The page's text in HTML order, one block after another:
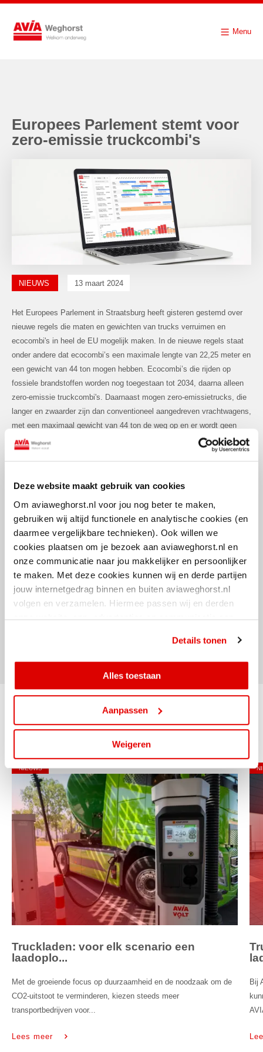
Deze website maakt gebruik van cookies
Om aviaweghorst.nl voor jou nog beter te maken,
gebruiken wij altijd functionele en analytische cookies (en
daarmee vergelijkbare technieken). Ook willen we
cookies plaatsen om je bezoek aan aviaweghorst.nl en
onze communicatie naar jou makkelijker en persoonlijker
te maken. Met deze cookies kunnen wij en derde partijen
jouw internetgedrag binnen en buiten aviaweghorst.nl
volgen en verzamelen. Hiermee passen wij en derden
onze website, app, advertenties en communicatie aan
ga je hiermee akkoord. Je kunt je cookievoorkeuren altijd
weer aanpassen.
Details tonen
Alles toestaan
Aanpassen
Weigeren
Menu
Europees Parlement stemt voor
zero-emissie truckcombi's
NIEUWS 13 maart 2024
Het Europees Parlement in Straatsburg heeft gisteren gestemd over
nieuwe regels die maten en gewichten van trucks verruimen en
ecocombi's in heel de EU mogelijk maken. In de nieuwe regels staat
onder andere dat ecocombi’s een maximale lengte van 22,25 meter en
een gewicht van 44 ton mogen hebben. Ecocombi’s die rijden op
fossiele brandstoffen worden nog toegestaan tot 2034, daarna alleen
zero-emissie truckcombi's. Daarnaast mogen zero-emissietrucks, die
langer en zwaarder zijn dan conventioneel aangedreven vrachtwagens,
met een maximaal gewicht van 44 ton de weg op en er wordt geen
maximum aan lengte genoemd door het Parlement.
de beladingsgraad wordt verhoogd zou het wegvervoer hierdoor
efficiënter ingericht kunnen worden. Wat leidt tot een vermindering van
het brandstofverbruik per tonkilometer en daarmee een daling in
uitstoot.
Bovenstaande richtlijnen kunnen nog worden gewijzigd en zullen na de
Europese verkiezingen op 9 juni nogmaals worden besproken. Daarna
zal het voorstel worden voorgelegd aan de Raad. Bij goedkeuring door
de Raad zullen de nieuwe richtlijnen definitief worden.
Gerelateerde artikelen
NIEUWS
Truckladen: voor elk scenario een
laadoplo...
Met de groeiende focus op duurzaamheid en de noodzaak om de
CO2-uitstoot te verminderen, kiezen steeds meer
transportbedrijven voor...
Lees meer
Bij